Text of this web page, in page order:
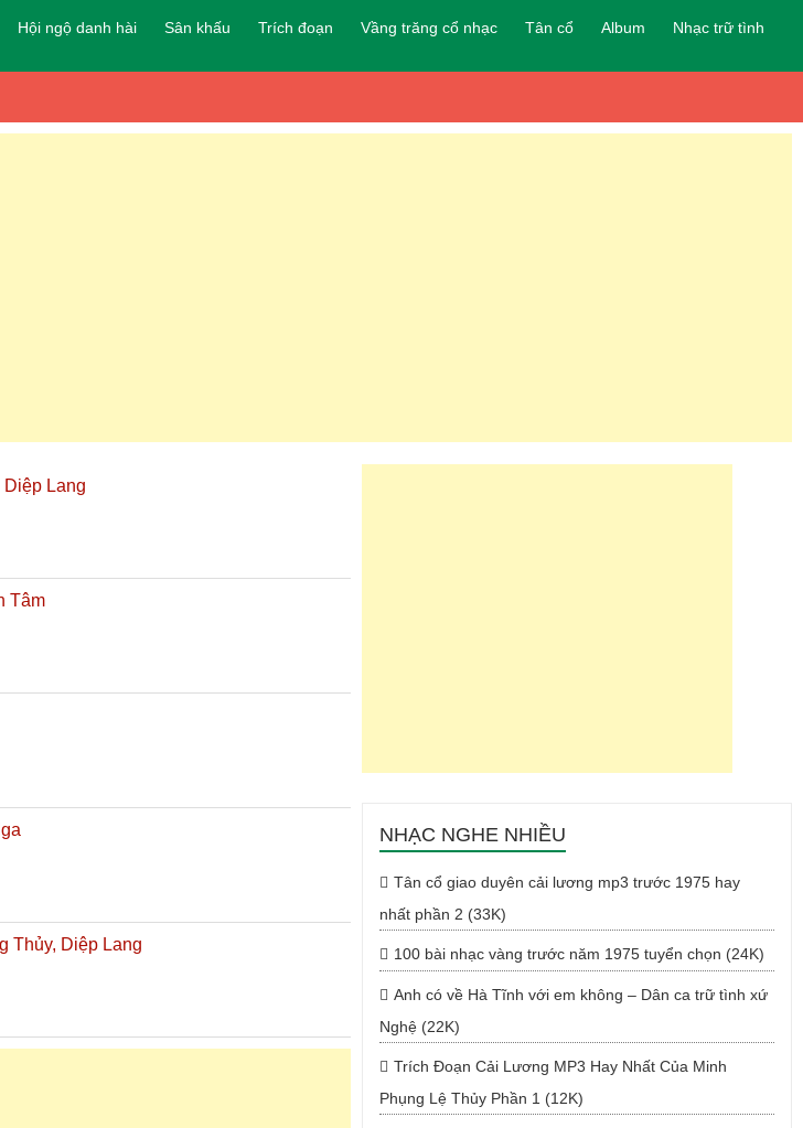
Hội ngộ danh hài Sân khấu Trích đoạn Vầng trăng cổ nhạc Tân cổ Album Nhạc trữ tình
Lang
Tâm
Thủy, Diệp Lang
NHẠC NGHE NHIỀU
Tân cổ giao duyên cải lương mp3 trước 1975 hay
nhất phần 2 (33K)
100 bài nhạc vàng trước năm 1975 tuyển chọn (24K)
Anh có về Hà Tĩnh với em không – Dân ca trữ tình xứ
Nghệ (22K)
Trích Đoạn Cải Lương MP3 Hay Nhất Của Minh
Phụng Lệ Thủy Phần 1 (12K)